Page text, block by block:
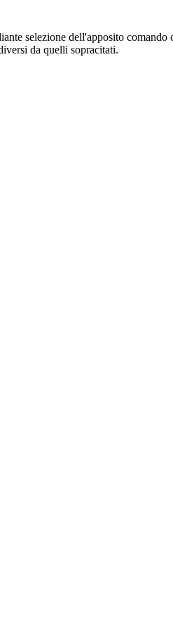
selezione dell'apposito
da quelli sopracitati.